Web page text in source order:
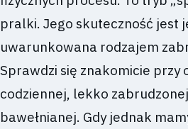
pralki. Jego skuteczność jest
uwarunkowana rodzajem
Sprawdzi się znakomicie przy
codziennej, lekko
bawełnianej. Gdy jednak